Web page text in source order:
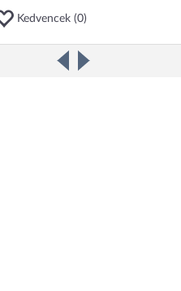
Kedvencek (0)